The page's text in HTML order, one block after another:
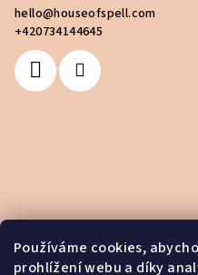
Používáme cookies,
prohlížení webu a díky
hello@houseofspell.com
+420734144645